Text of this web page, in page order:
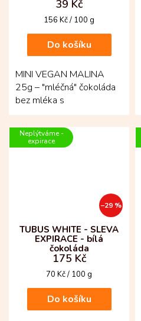
malinami
39 Kč
Měrná
156 Kč / 100 g
Do košíku
MINI VEGAN MALINA
25g – "mléčná" čokoláda
bez mléka s
lyofilizovanými malinami –
ovocně svěží potěšení,
které...
Neplýtváme -
expirace
–29 %
TUBUS WHITE - SLEVA
EXPIRACE - bílá
čokoláda
175 Kč
Měrná
70 Kč / 100 g
Do košíku